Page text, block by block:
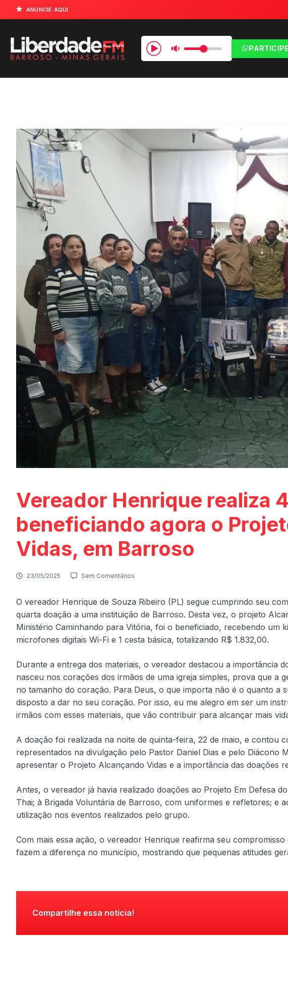
ANÚNCIE AQUI
Vereador Henrique realiza
beneficiando agora o
Vidas, em Barroso
23/05/2025 Sem Comentários
O vereador Henrique de Souza Ribeiro (PL) segue cumprindo seu
quarta doação a uma instituição de Barroso. Desta vez, o projeto
Ministério Caminhando para Vitória, foi o beneficiado, recebendo um
microfones digitais Wi-Fi e 1 cesta básica, totalizando R$ 1.832,00.
Durante a entrega dos materiais, o vereador destacou a importância
nasceu nos corações dos irmãos de uma igreja simples, prova que a
no tamanho do coração. Para Deus, o que importa não é o quanto a
disposto a dar no seu coração. Por isso, eu me alegro em ser um
irmãos com esses materiais, que vão contribuir para alcançar mais
A doação foi realizada na noite de quinta-feira, 22 de maio, e contou
representados na divulgação pelo Pastor Daniel Dias e pelo Diácono
apresentar o Projeto Alcançando Vidas e a importância das doações
Antes, o vereador já havia realizado doações ao Projeto Em Defesa
Thai; à Brigada Voluntária de Barroso, com uniformes e refletores; e
utilização nos eventos realizados pelo grupo.
Com mais essa ação, o vereador Henrique reafirma seu
fazem a diferença no município, mostrando que pequenas atitudes
Compartilhe essa notícia!